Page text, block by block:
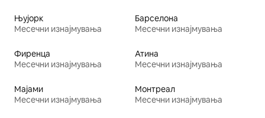
Њујорк
Месечни изнајмувања
Барселона
Месечни изнајмувања
Фиренца
Месечни изнајмувања
Атина
Месечни изнајмувања
Мајами
Месечни изнајмувања
Монтреал
Месечни изнајмувања